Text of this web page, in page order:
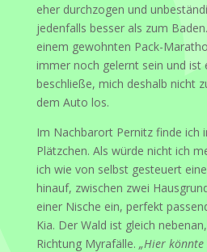
eher durchzogen und
jedenfalls besser als zum
einem gewohnten Pack-
immer noch gelernt sein und ist
beschließe, mich deshalb nicht
dem Auto los.
Im Nachbarort Pernitz finde ich
Plätzchen. Als würde nicht ich
ich wie von selbst gesteuert
hinauf, zwischen zwei
einer Nische ein, perfekt
Kia. Der Wald ist gleich
Richtung Myrafälle. „Hier